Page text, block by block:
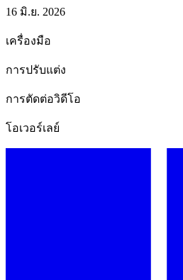
16 มิ.ย. 2026
เครื่องมือ
การปรับแต่ง
การตัดต่อวิดีโอ
โอเวอร์เลย์